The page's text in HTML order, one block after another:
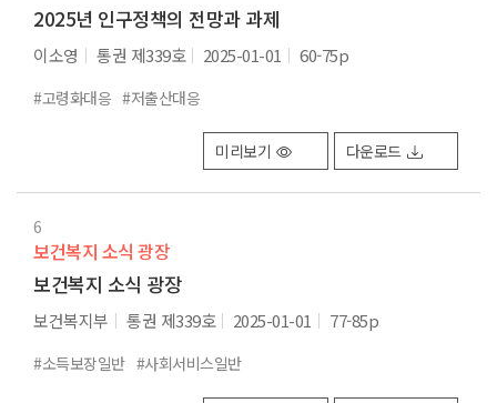
2025년 인구정책의 전망과 과제
이소영 통권 제339호 2025-01-01 60-75p
#고령화대응 #저출산대응
미리보기 다운로드
6
보건복지 소식 광장
보건복지 소식 광장
보건복지부 통권 제339호 2025-01-01 77-85p
#소득보장일반 #사회서비스일반